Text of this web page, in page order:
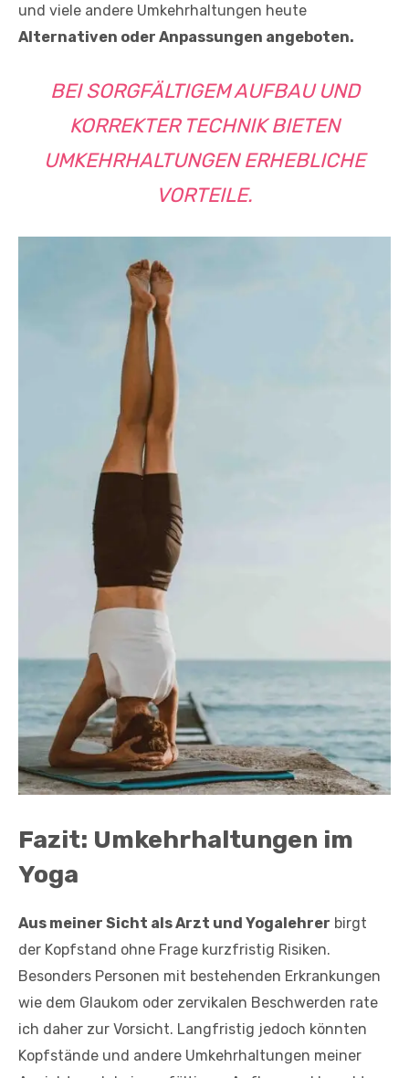
und viele andere Umkehrhaltungen heute
Alternativen oder Anpassungen angeboten.
BEI SORGFÄLTIGEM AUFBAU UND
KORREKTER TECHNIK BIETEN
UMKEHRHALTUNGEN ERHEBLICHE
VORTEILE.
Fazit: Umkehrhaltungen im
Yoga
Aus meiner Sicht als Arzt und Yogalehrer birgt
der Kopfstand ohne Frage kurzfristig Risiken.
Besonders Personen mit bestehenden Erkrankungen
wie dem Glaukom oder zervikalen Beschwerden rate
ich daher zur Vorsicht. Langfristig jedoch könnten
Kopfstände und andere Umkehrhaltungen meiner